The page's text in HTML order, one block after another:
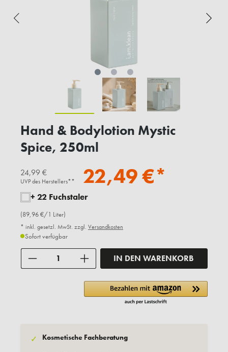
Hand & Bodylotion Mystic
Spice, 250ml
24,99 €
UVP des Herstellers** 22,49 €*
+ 22 Fuchstaler
(89,96 €/1 Liter)
* inkl. gesetzl. MwSt. zzgl. Versandkosten
Sofort verfügbar
IN DEN WARENKORB
✓ Kosmetische Fachberatung